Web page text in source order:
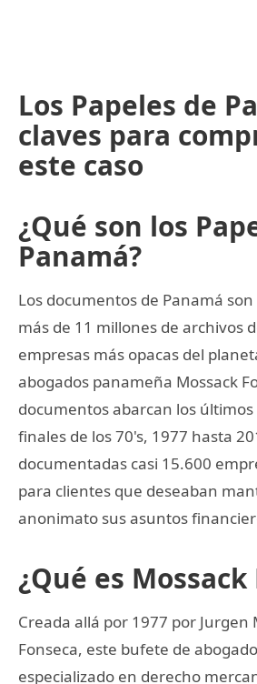
Los Papeles de
claves para
este caso
¿Qué son los
Panamá?
Los documentos de Panamá
más de 11 millones de archivos
empresas más opacas del
abogados panameña Mossack
documentos abarcan los últimos
finales de los 70's, 1977 hasta
documentadas casi 15.600
para clientes que deseaban
anonimato sus asuntos
¿Qué es Mossack
Creada allá por 1977 por Jurgen
Fonseca, este bufete de
especializado en derecho